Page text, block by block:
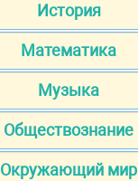
История
Математика
Музыка
Обществознание
Окружающий мир